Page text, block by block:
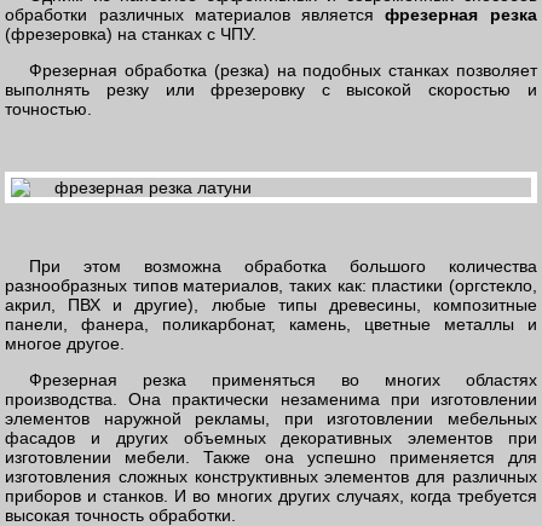
обработки различных материалов являетсяфрезерная резка
(фрезеровка) на станках с ЧПУ.
Фрезерная обработка (резка) на подобных станках позволяет
выполнять резку или фрезеровку с высокой скоростью и
точностью.
При этом возможна обработка большого количества
разнообразных типов материалов, таких как: пластики (оргстекло,
акрил, ПВХ и другие), любые типы древесины, композитные
панели, фанера, поликарбонат, камень, цветные металлы и
многое другое.
Фрезерная резка применяться во многих областях
производства. Она практически незаменима при изготовлении
элементов наружной рекламы, при изготовлении мебельных
фасадов и других объемных декоративных элементов при
изготовлении мебели. Также она успешно применяется для
изготовления сложных конструктивных элементов для различных
приборов и станков. И во многих других случаях, когда требуется
высокая точность обработки.